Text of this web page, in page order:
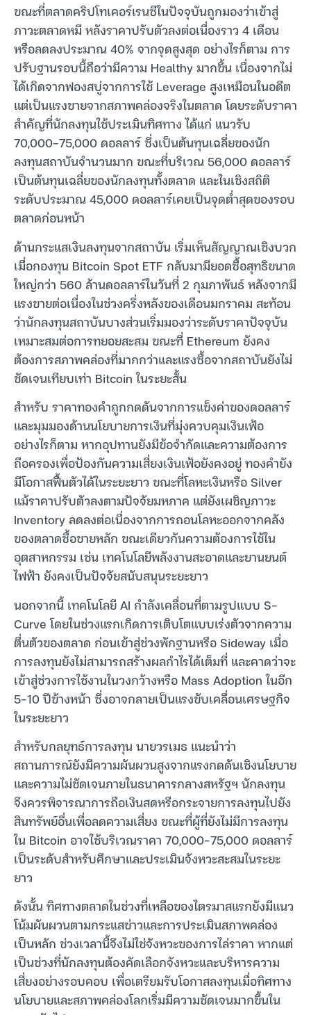
ขณะที่ตลาดคริปโทเคอร์เรนซีในปัจจุบันถูกมองว่าเข้าสู่
ภาวะตลาดหมี หลังราคาปรับตัวลงต่อเนื่องราว 4 เดือน
หรือลดลงประมาณ 40% จากจุดสูงสุด อย่างไรก็ตาม การ
ปรับฐานรอบนี้ถือว่ามีความ Healthy มากขึ้น เนื่องจากไม่
ได้เกิดจากฟองสบู่จากการใช้ Leverage สูงเหมือนในอดีต
แต่เป็นแรงขายจากสภาพคล่องจริงในตลาด โดยระดับราคา
สำคัญที่นักลงทุนใช้ประเมินทิศทาง ได้แก่ แนวรับ
70,000–75,000 ดอลลาร์ ซึ่งเป็นต้นทุนเฉลี่ยของนัก
ลงทุนสถาบันจำนวนมาก ขณะที่บริเวณ 56,000 ดอลลาร์
เป็นต้นทุนเฉลี่ยของนักลงทุนทั้งตลาด และในเชิงสถิติ
ระดับประมาณ 45,000 ดอลลาร์เคยเป็นจุดต่ำสุดของรอบ
ตลาดก่อนหน้า
ด้านกระแสเงินลงทุนจากสถาบัน เริ่มเห็นสัญญาณเชิงบวก
เมื่อกองทุน Bitcoin Spot ETF กลับมามียอดซื้อสุทธิขนาด
ใหญ่กว่า 560 ล้านดอลลาร์ในวันที่ 2 กุมภาพันธ์ หลังจากมี
แรงขายต่อเนื่องในช่วงครึ่งหลังของเดือนมกราคม สะท้อน
ว่านักลงทุนสถาบันบางส่วนเริ่มมองว่าระดับราคาปัจจุบัน
เหมาะสมต่อการทยอยสะสม ขณะที่ Ethereum ยังคง
ต้องการสภาพคล่องที่มากกว่าและแรงซื้อจากสถาบันยังไม่
ชัดเจนเทียบเท่า Bitcoin ในระยะสั้น
สำหรับ ราคาทองคำถูกกดดันจากการแข็งค่าของดอลลาร์
และมุมมองด้านนโยบายการเงินที่มุ่งควบคุมเงินเฟ้อ
อย่างไรก็ตาม หากอุปทานยังมีข้อจำกัดและความต้องการ
ถือครองเพื่อป้องกันความเสี่ยงเงินเฟ้อยังคงอยู่ ทองคำยัง
มีโอกาสฟื้นตัวได้ในระยะยาว ขณะที่โลหะเงินหรือ Silver
แม้ราคาปรับตัวลงตามปัจจัยมหภาค แต่ยังเผชิญภาวะ
Inventory ลดลงต่อเนื่องจากการถอนโลหะออกจากคลัง
ของตลาดซื้อขายหลัก ขณะเดียวกันความต้องการใช้ใน
อุตสาหกรรม เช่น เทคโนโลยีพลังงานสะอาดและยานยนต์
ไฟฟ้า ยังคงเป็นปัจจัยสนับสนุนระยะยาว
นอกจากนี้ เทคโนโลยี AI กำลังเคลื่อนที่ตามรูปแบบ S-
Curve โดยในช่วงแรกเกิดการเติบโตแบบเร่งตัวจากความ
ตื่นตัวของตลาด ก่อนเข้าสู่ช่วงพักฐานหรือ Sideway เมื่อ
การลงทุนยังไม่สามารถสร้างผลกำไรได้เต็มที่ และคาดว่าจะ
เข้าสู่ช่วงการใช้งานในวงกว้างหรือ Mass Adoption ในอีก
5-10 ปีข้างหน้า ซึ่งอาจกลายเป็นแรงขับเคลื่อนเศรษฐกิจ
ในระยะยาว
สำหรับกลยุทธ์การลงทุน นายวรเมธ แนะนำว่า
สถานการณ์ยังมีความผันผวนสูงจากแรงกดดันเชิงนโยบาย
และความไม่ชัดเจนภายในธนาคารกลางสหรัฐฯ นักลงทุน
จึงควรพิจารณาการถือเงินสดหรือกระจายการลงทุนไปยัง
สินทรัพย์อื่นเพื่อลดความเสี่ยง ขณะที่ผู้ที่ยังไม่มีการลงทุน
ใน Bitcoin อาจใช้บริเวณราคา 70,000-75,000 ดอลลาร์
เป็นระดับสำหรับศึกษาและประเมินจังหวะสะสมในระยะ
ยาว
ดังนั้น ทิศทางตลาดในช่วงที่เหลือของไตรมาสแรกยังมีแนว
โน้มผันผวนตามกระแสข่าวและการประเมินสภาพคล่อง
เป็นหลัก ช่วงเวลานี้จึงไม่ใช่จังหวะของการไล่ราคา หากแต่
เป็นช่วงที่นักลงทุนต้องคัดเลือกจังหวะและบริหารความ
เสี่ยงอย่างรอบคอบ เพื่อเตรียมรับโอกาสลงทุนเมื่อทิศทาง
นโยบายและสภาพคล่องโลกเริ่มมีความชัดเจนมากขึ้นใน